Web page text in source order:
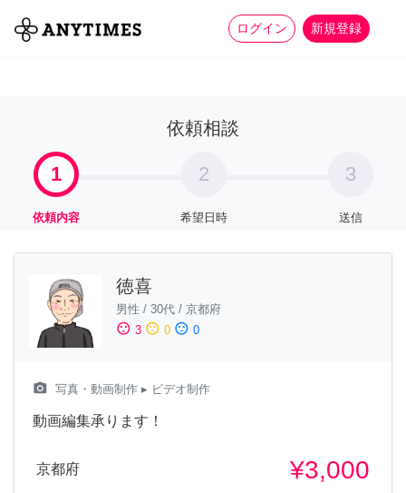
ログイン 新規登録
全て 家事 more_horiz
依頼相談
1
依頼内容
2
希望日時
3
送信
徳喜
男性 / 30代 / 京都府
sentiment_satisfied 3 sentiment_neutral 0 sentiment_dissatisfied 0
camera_alt 写真・動画制作 ▸ ビデオ制作
動画編集承ります！
京都府 ¥3,000